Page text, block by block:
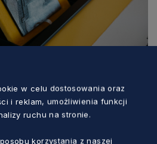
Gospodarczego
Trwa nabór do
w celu dostosowania oraz
i reklam, umożliwienia funkcji
ruchu na stronie.
korzystania z naszej